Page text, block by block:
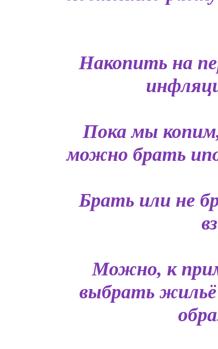
Накопить на
Пока мы
можно брать
Брать или не
Можно, к
выбрать